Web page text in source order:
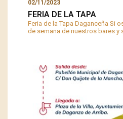
02/11/2023
FERIA DE LA TAPA
Feria de la Tapa Daganceña Si
de semana de nuestros bares y